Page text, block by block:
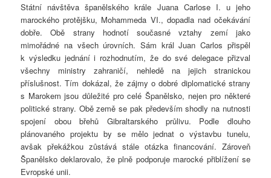
Státní návštěva španělského krále Juana Carlose I. u jeho
marockého protějšku, Mohammeda VI., dopadla nad očekávání
dobře. Obě strany hodnotí současné vztahy zemí jako
mimořádné na všech úrovních. Sám král Juan Carlos přispěl
k výsledku jednání i rozhodnutím, že do své delegace přizval
všechny ministry zahraničí, nehledě na jejich stranickou
příslušnost. Tím dokázal, že zájmy o dobré diplomatické strany
s Marokem jsou důležité pro celé Španělsko, nejen pro některé
politické strany. Obě země se pak především shodly na nutnosti
spojení obou břehů Gibraltarského průlivu. Podle dlouho
plánovaného projektu by se mělo jednat o výstavbu tunelu,
avšak překážkou zůstává stále otázka financování. Zároveň
Španělsko deklarovalo, že plně podporuje marocké přiblížení se
Evropské unii.